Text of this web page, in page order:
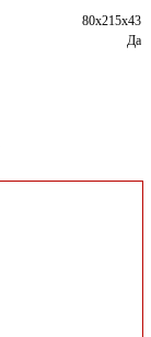
80x215x43
Да